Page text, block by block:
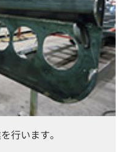
行います。